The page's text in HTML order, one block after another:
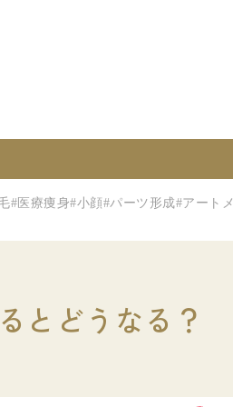
#医療痩身#小顔#パーツ形成#アート
とどうなる？